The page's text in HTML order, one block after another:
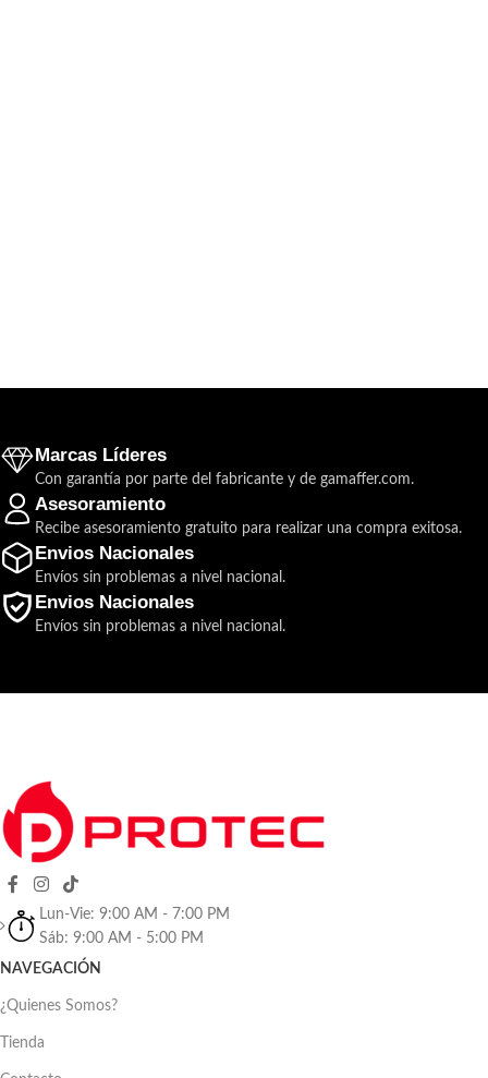
Marcas Líderes
Con garantía por parte del fabricante y de gamaffer.com.
Asesoramiento
Recibe asesoramiento gratuito para realizar una compra exitosa.
Envios Nacionales
Envíos sin problemas a nivel nacional.
Envios Nacionales
Envíos sin problemas a nivel nacional.
Lun-Vie: 9:00 AM - 7:00 PM
Sáb: 9:00 AM - 5:00 PM
NAVEGACIÓN
¿Quienes Somos?
Tienda